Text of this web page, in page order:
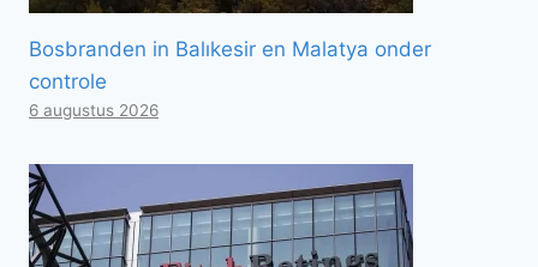
Bosbranden in Balıkesir en Malatya onder
controle
6 augustus 2026